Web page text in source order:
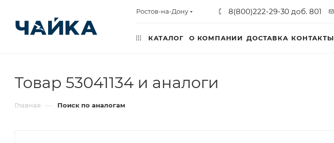
Ростов-на-Дону 8(800)222-29-30 доб. 801
КАТАЛОГ О КОМПАНИИ ДОСТАВКА КОНТАКТЫ
Товар 53041134 и аналоги
Главная — Поиск по аналогам